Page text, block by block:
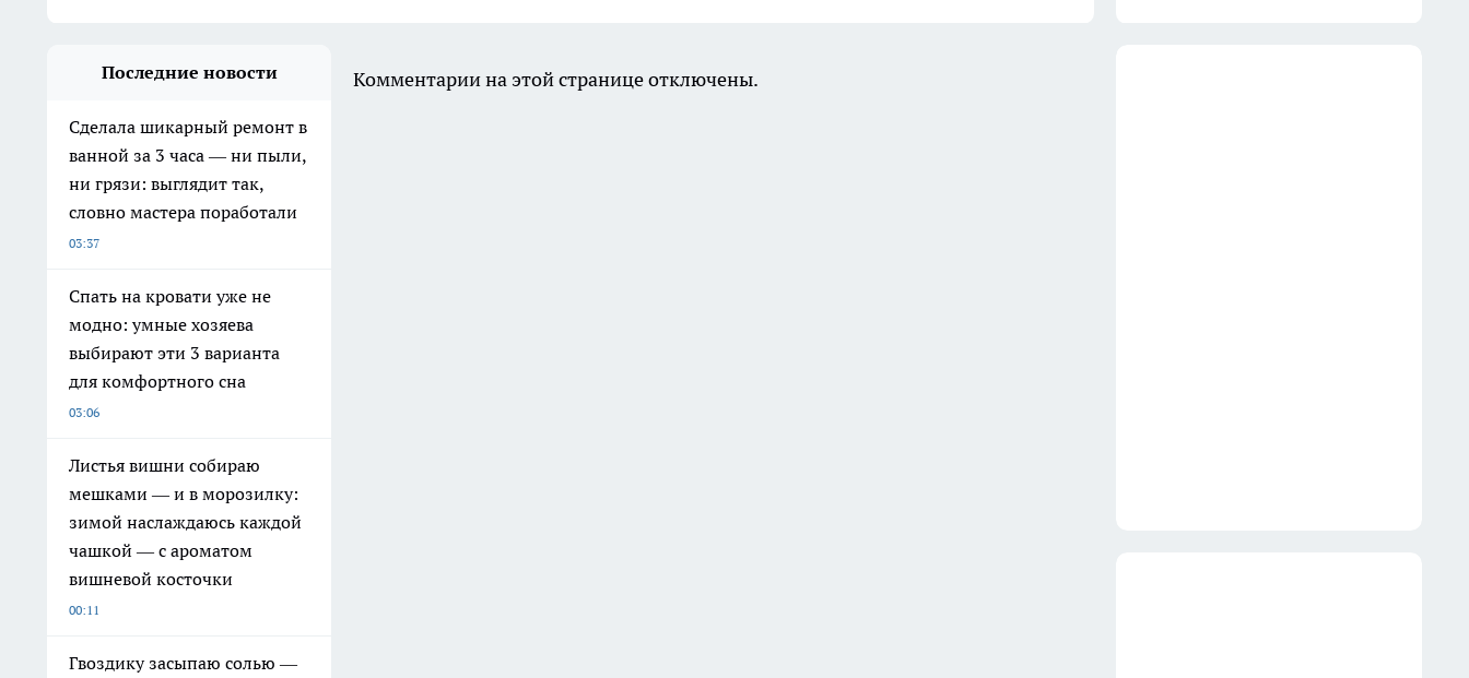
Последние новости
Сделала шикарный ремонт в
ванной за 3 часа — ни пыли,
ни грязи: выглядит так,
словно мастера поработали
03:37
Спать на кровати уже не
модно: умные хозяева
выбирают эти 3 варианта
для комфортного сна
03:06
Листья вишни собираю
мешками — и в морозилку:
зимой наслаждаюсь каждой
чашкой — с ароматом
вишневой косточки
00:11
Гвоздику засыпаю солью —
Комментарии на этой странице отключены.